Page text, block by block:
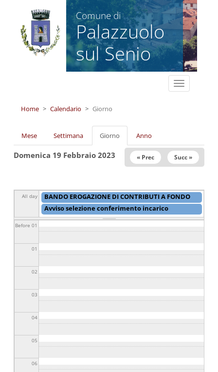
Salta al contenuto principale
Comune di
Palazzuolo
sul Senio
Toggle
navigation
Home
Calendario Giorno
Schede primarie
Mese Settimana Giorno (scheda
attiva)
Anno
Domenica 19 Febbraio 2023 « Prec Succ »
All day
BANDO EROGAZIONE DI CONTRIBUTI A FONDO
PERDUTO A SOSTEGNO DEL COMMERCIO da
30/12/2022 - 09:30a28/04/2023 - 00:00
Avviso selezione conferimento incarico
specialista Servizi Tecnici da01/02/2023 - 13:15a
Before 01
01
02
03
04
05
06